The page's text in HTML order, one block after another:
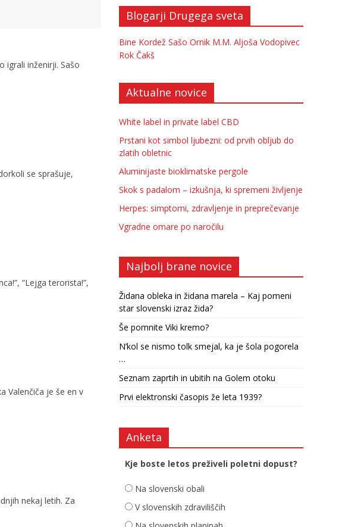
igrali inženirji. Sašo
se sprašuje,
“Lejga terorista!”,
Valenčiča je še en v
nekaj letih. Za
Blogarji Drugega sveta
Bine Kordež Sašo Ornik M.M. Aljoša Vodopivec
Rok Čakš
Aktualne novice
White label in private label CBD
Prstani kot simbol ljubezni: od prvih obljub do
zlatih obletnic
Aluminijaste bioklimatske pergole
Skok s padalom – izkušnja, ki spremeni življenje
Herpes: simptomi, zdravljenje in preprečevanje
Vgradne omare po naročilu
Najbolj brane novice
Židana obleka in židana marela – Kaj pomeni
star slovenski izraz žida?
Še pomnite Viki kremo?
N’kol se nismo tolk smejal, ka je šola pogorela
…
Seznam zaprtih in ubitih na Golem otoku
Prvi elektronski časopis že leta 1939?
Anketa
Kje boste letos preživeli poletni dopust?
Na slovenski obali
V slovenskih zdraviliščih